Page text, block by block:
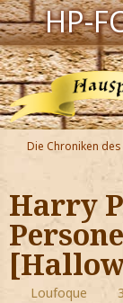
HP-
Harry
Der
Die Chroniken
Harry
Loufoque